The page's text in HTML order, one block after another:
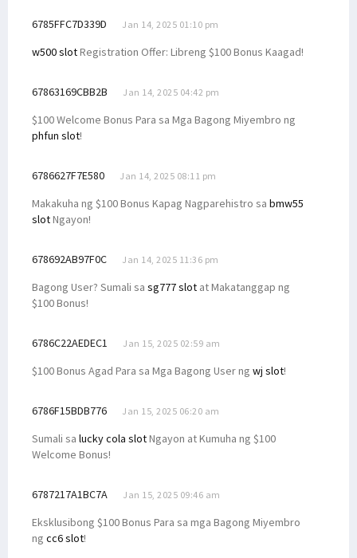
6785FFC7D339D Jan 14, 2025 01:10 pm
w500 slotRegistration Offer: Libreng $100 Bonus Kaagad!
67863169CBB2B Jan 14, 2025 04:42 pm
$100 Welcome Bonus Para sa Mga Bagong Miyembro ng
phfun slot!
6786627F7E580 Jan 14, 2025 08:11 pm
Makakuha ng $100 Bonus Kapag Nagparehistro sa bmw55
slotNgayon!
678692AB97F0C Jan 14, 2025 11:36 pm
Bagong User? Sumali sa sg777 slot at Makatanggap ng
$100 Bonus!
6786C22AEDEC1 Jan 15, 2025 02:59 am
$100 Bonus Agad Para sa Mga Bagong User ng wj slot!
6786F15BDB776 Jan 15, 2025 06:20 am
Sumali sa lucky cola slotNgayon at Kumuha ng $100
Welcome Bonus!
6787217A1BC7A Jan 15, 2025 09:46 am
Eksklusibong $100 Bonus Para sa mga Bagong Miyembro
ng cc6 slot!